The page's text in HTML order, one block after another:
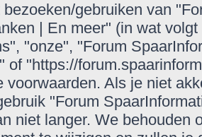
bezoeken/gebruiken van
| En meer" (in wat
"onze", "Forum
of "https://
voorwaarden. Als je niet
"Forum
niet langer. We behouden